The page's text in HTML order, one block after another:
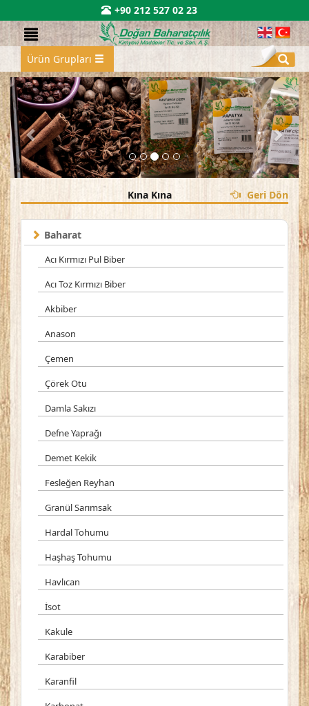
+90 212 527 02 23
Ürün Grupları
Kına Kına Geri Dön
Baharat
Acı Kırmızı Pul Biber
Acı Toz Kırmızı Biber
Akbiber
Anason
Çemen
Çörek Otu
Damla Sakızı
Defne Yaprağı
Demet Kekik
Fesleğen Reyhan
Granül Sarımsak
Hardal Tohumu
Haşhaş Tohumu
Havlıcan
İsot
Kakule
Karabiber
Karanfil